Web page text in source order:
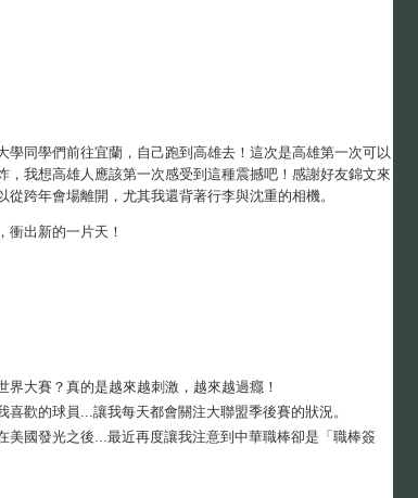
同學們前往宜蘭，自己跑到高雄去！這次是高雄第一次可以
我想高雄人應該第一次感受到這種震撼吧！感謝好友錦文來
跨年會場離開，尤其我還背著行李與沈重的相機。
衝出新的一片天！
大賽？真的是越來越刺激，越來越過癮！
歡的球員...讓我每天都會關注大聯盟季後賽的狀況。
國發光之後...最近再度讓我注意到中華職棒卻是「職棒簽